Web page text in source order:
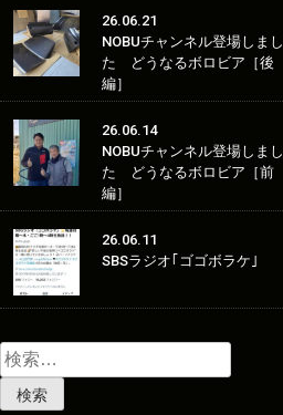
26.06.21
NOBUチャンネル登場しまし
た どうなるボロビア［後
編］
26.06.14
NOBUチャンネル登場しまし
た どうなるボロビア［前
編］
26.06.11
SBSラジオ｢ゴゴボラケ｣
検
索: